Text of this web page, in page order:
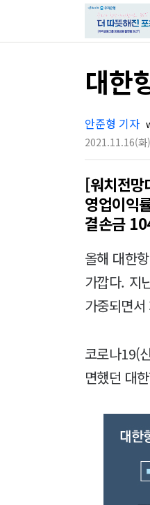
대한
안준형 기자
2021.11.16(화)
[워치전망
영업이익
결손금
올해 대한
가깝다. 지
가중되면
코로나19(
면했던 대